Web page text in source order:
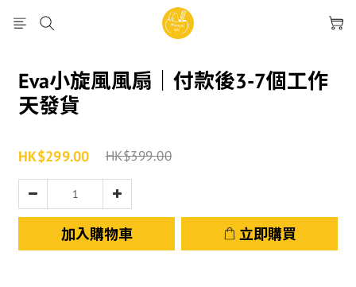
Eva小旋風風扇｜付款後3-7個工作
天發貨
HK$299.00 HK$399.00
加入購物車 立即購買